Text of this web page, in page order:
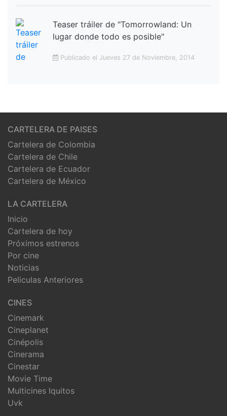
Teaser tráiler de "Tomorrowland: Un
lugar donde todo es posible"
Publicado el Jueves 27 de Noviembre, 2014
CARTELERA DE PAISES
Cartelera de Colombia
Cartelera de Chile
Cartelera de Ecuador
Cartelera de México
LA CARTELERA
Inicio
Cartelera de hoy
Próximos estrenos
Por cine
Noticias
Peliculas Anteriores
CINES
Cinemark
Cineplanet
Cinépolis
Cinerama
Cinestar
Movie Time
Multicines Iquitos
Uvk